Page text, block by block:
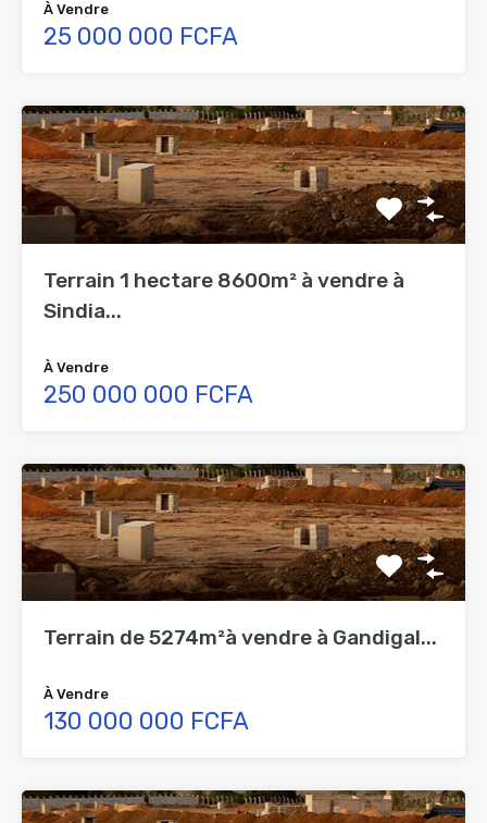
À Vendre
25 000 000 FCFA
Terrain 1 hectare 8600m² à vendre à
Sindia...
À Vendre
250 000 000 FCFA
Terrain de 5274m²à vendre à Gandigal...
À Vendre
130 000 000 FCFA